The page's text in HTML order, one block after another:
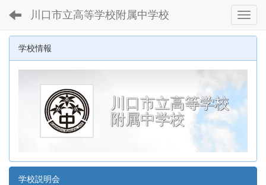
川口市立高等学校附属中学校
学校情報
川口市立高等学校
附属中学校
学校説明会